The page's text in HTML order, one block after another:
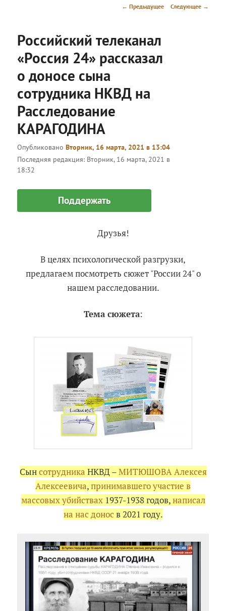
Навигация
← Предыдущее Следующее →
Российский телеканал
«Россия 24» рассказал
о доносе сына
сотрудника НКВД на
Расследование
КАРАГОДИНА
ОпубликованоВторник, 16 марта, 2021 в 13:04
Последняя редакция: Вторник, 16 марта, 2021 в
18:32
Поддержать
Друзья!
В целях психологической разгрузки,
предлагаем посмотреть сюжет "России 24" о
нашем расследовании.
Тема сюжета:
Сынсотрудника НКВД –МИТЮШОВА Алексея
Алексеевича,принимавшего участие в
массовых убийствах1937-1938 годов,написал
на нас донос в 2021 году.